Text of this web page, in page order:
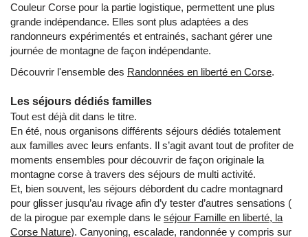
Couleur Corse pour la partie logistique, permettent une plus
grande indépendance. Elles sont plus adaptées a des
randonneurs expérimentés et entrainés, sachant gérer une
journée de montagne de façon indépendante.
Découvrir l'ensemble des Randonnées en liberté en Corse.
Les séjours dédiés familles
Tout est déjà dit dans le titre.
En été, nous organisons différents séjours dédiés totalement
aux familles avec leurs enfants. Il s’agit avant tout de profiter de
moments ensembles pour découvrir de façon originale la
montagne corse à travers des séjours de multi activité.
Et, bien souvent, les séjours débordent du cadre montagnard
pour glisser jusqu’au rivage afin d’y tester d’autres sensations (
de la pirogue par exemple dans le séjour Famille en liberté, la
Corse Nature). Canyoning, escalade, randonnée y compris sur